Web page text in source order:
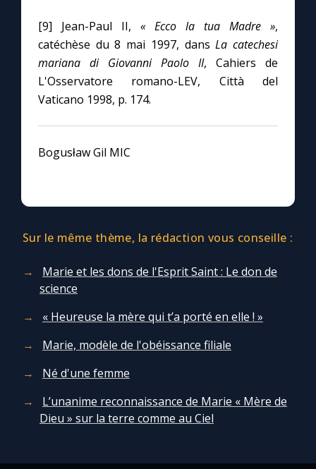
[9] Jean-Paul II, « Ecco la tua Madre »,
catéchèse du 8 mai 1997, dansLa catechesi
mariana di Giovanni Paolo II, Cahiers de
L'Osservatore romano-LEV, Città del
Vaticano 1998, p. 174.
Bogusław Gil MIC
Sur le même thème, la rédaction vous conseille :
Marie et les dons de l'Esprit Saint : Le don de
science
« Heureuse la mère qui t’a porté en elle ! »
Marie, modèle de l'obéissance filiale
Né d'une femme
L’unanime reconnaissance de Marie « Mère de
Dieu » sur la terre comme au Ciel